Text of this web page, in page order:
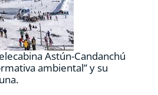
Astún-Candanchú
ambiental” y su